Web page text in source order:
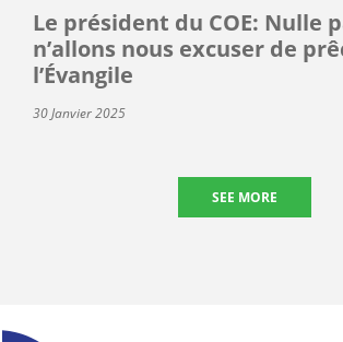
Le président du COE: Nulle
n’allons nous excuser de
l’Évangile
30 Janvier 2025
SEE MORE